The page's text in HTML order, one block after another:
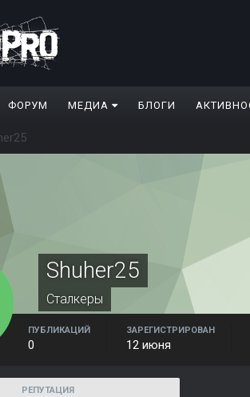
ФОРУМ МЕДИА БЛОГИ
Shuher25
Сталкеры
ПУБЛИКАЦИЙ
0
ЗАРЕГИСТРИРОВАН
12 июня
РЕПУТАЦИЯ